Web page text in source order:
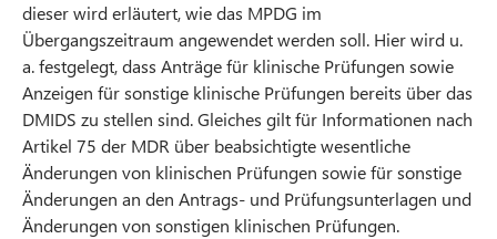
dieser wird erläutert, wie das MPDG im
Übergangszeitraum angewendet werden soll. Hier wird u.
a. festgelegt, dass Anträge für klinische Prüfungen sowie
Anzeigen für sonstige klinische Prüfungen bereits über das
DMIDS zu stellen sind. Gleiches gilt für Informationen nach
Artikel 75 der MDR über beabsichtigte wesentliche
Änderungen von klinischen Prüfungen sowie für sonstige
Änderungen an den Antrags- und Prüfungsunterlagen und
Änderungen von sonstigen klinischen Prüfungen.